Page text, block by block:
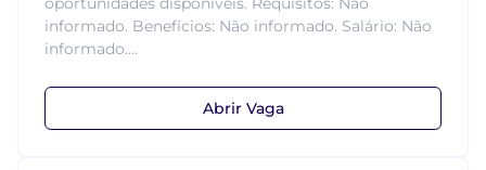
informado. Benefícios: Não informado. Salário: Não
informado....
Abrir Vaga